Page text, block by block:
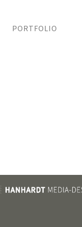
PORTFOLIO